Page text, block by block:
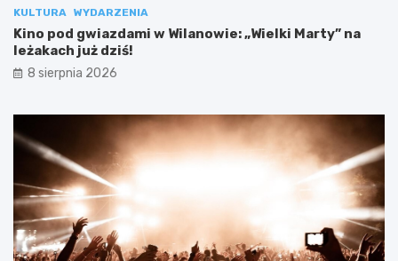
KULTURA WYDARZENIA
Kino pod gwiazdami w Wilanowie: „Wielki Marty” na
leżakach już dziś!
8 sierpnia 2026